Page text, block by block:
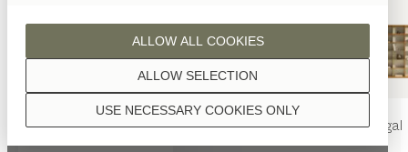
USE NECESSARY COOKIES ONLY
ALLOW SELECTION
ALLOW ALL COOKIES
nyaTisch nyaStuhl filignoRegal
Nussbaum Wild
Eiche